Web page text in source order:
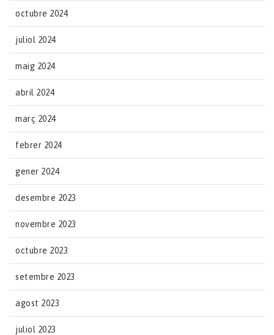
octubre 2024
juliol 2024
maig 2024
abril 2024
març 2024
febrer 2024
gener 2024
desembre 2023
novembre 2023
octubre 2023
setembre 2023
agost 2023
juliol 2023